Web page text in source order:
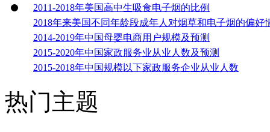
2011-2018年美国高中生吸食电子烟的比例
2018年来美国不同年龄段成年人对烟草和电子烟的偏好
2014-2019年中国母婴电商用户规模及预测
2015-2020年中国家政服务业从业人数及预测
2015-2018年中国规模以下家政服务企业从业人数
热门主题